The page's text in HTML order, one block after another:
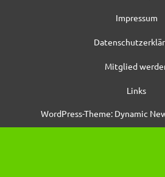
Impressum
Mitglied
Links
WordPress-Theme: Dynamic